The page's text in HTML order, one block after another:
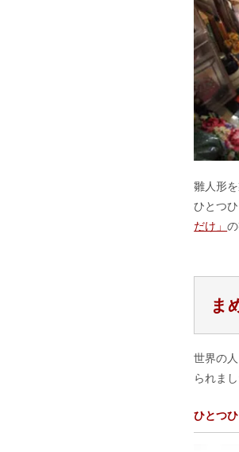
雛人形
ひとつ
だけ」
ま
世界の
られま
ひとつ